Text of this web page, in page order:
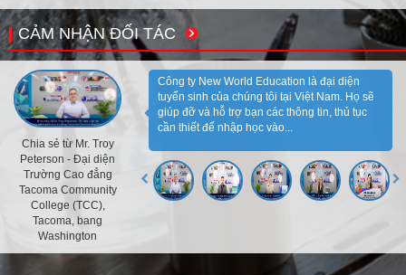
CẢM NHẬN ĐỐI TÁC
Chia sẻ từ Mr. Troy
Peterson - Đại diện
Trường Cao đẳng
Tacoma Community
College (TCC),
Tacoma, bang
Washington
Công ty New World Education là đại diện
tuyển sinh của chúng tôi tại Việt Nam. Họ sẽ
giúp đỡ và hỗ trợ bạn các thông tin, thủ tục
cần thiết để nhập học vào...